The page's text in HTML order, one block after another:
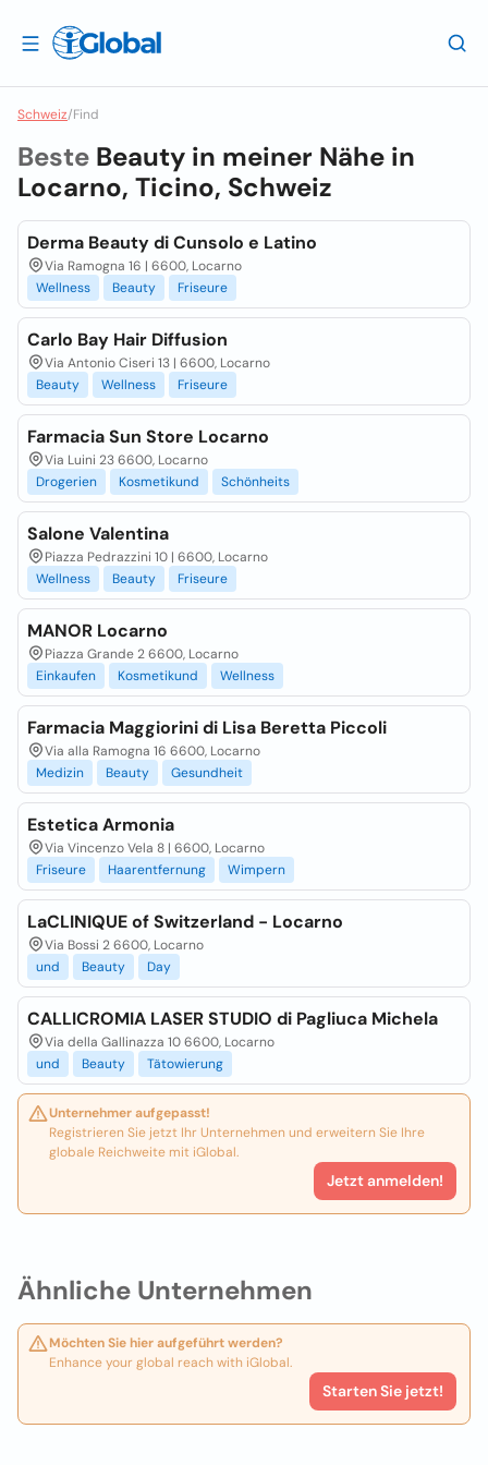
Schweiz/Find
Ähnliche Unternehmen
Möchten Sie hier aufgeführt werden?
Enhance your global reach with iGlobal.
Starten Sie jetzt!
Beste Beauty in meiner Nähe in
Locarno, Ticino, Schweiz
Derma Beauty di Cunsolo e Latino
Via Ramogna 16 | 6600, Locarno
Wellness
Beauty Friseure
Carlo Bay Hair Diffusion
Via Antonio Ciseri 13 | 6600, Locarno
Beauty
Wellness Friseure
Farmacia Sun Store Locarno
Via Luini 23 6600, Locarno
Drogerien
Kosmetikund Schönheits
Salone Valentina
Piazza Pedrazzini 10 | 6600, Locarno
Wellness
Beauty Friseure
MANOR Locarno
Piazza Grande 2 6600, Locarno
Einkaufen
Kosmetikund Wellness
Farmacia Maggiorini di Lisa Beretta Piccoli
Via alla Ramogna 16 6600, Locarno
Medizin
Beauty Gesundheit
Estetica Armonia
Via Vincenzo Vela 8 | 6600, Locarno
Friseure
Haarentfernung Wimpern
LaCLINIQUE of Switzerland - Locarno
Via Bossi 2 6600, Locarno
und
Beauty Day
CALLICROMIA LASER STUDIO di Pagliuca Michela
Via della Gallinazza 10 6600, Locarno
und
Beauty Tätowierung
Unternehmer aufgepasst!
Registrieren Sie jetzt Ihr Unternehmen und erweitern Sie Ihre
globale Reichweite mit iGlobal.
Jetzt anmelden!